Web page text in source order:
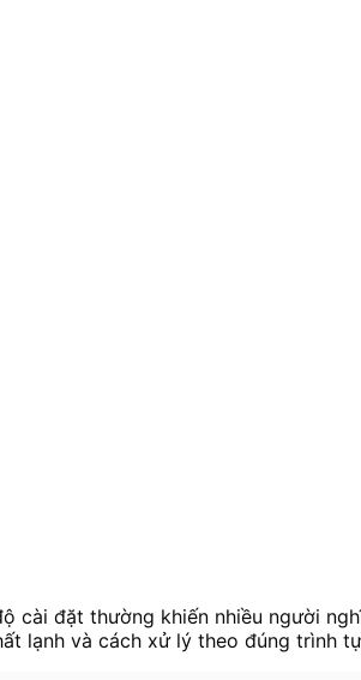
đặt thường khiến nhiều người
lạnh và cách xử lý theo đúng trình